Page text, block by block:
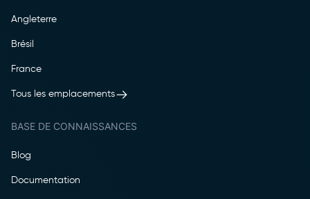
Angleterre
Brésil
France
Tous les emplacements
BASE DE CONNAISSANCES
Blog
Documentation